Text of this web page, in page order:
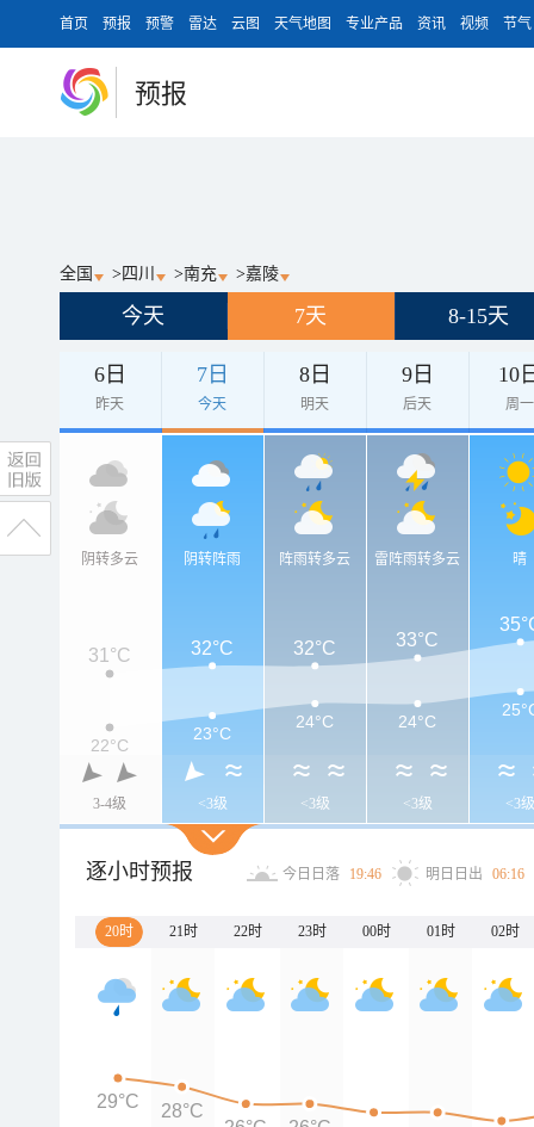
首页 预报 预警 雷达 云图 天气地图 专业产品 资讯 视频 节气
预报
全国 > 四川 >南充 >嘉陵
今天 7天 8-15天
6日
昨天
7日
今天
8日
明天
9日
后天
10
周一
阴转多云
3-4级
阴转阵雨
<3级
阵雨转多云
<3级
雷阵雨转多云
<3级
晴
<3级
31°C 32°C 32°C 33°C
22°C
23°C
24°C 24°C
逐小时预报 今日日落 19:46 明日日出 06:16
20时 21时 22时 23时 00时 01时 02时
29°C
28°C